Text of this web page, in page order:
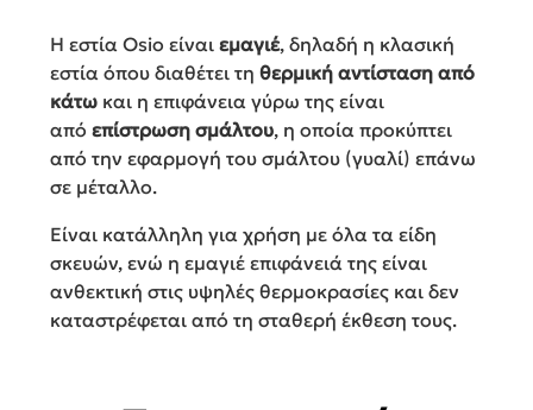
Η εστία Osio είναι εμαγιέ, δηλαδή η κλασική
εστία όπου διαθέτει τη θερμική αντίσταση από
κάτω και η επιφάνεια γύρω της είναι
από επίστρωση σμάλτου, η οποία προκύπτει
από την εφαρμογή του σμάλτου (γυαλί) επάνω
σε μέταλλο.
Είναι κατάλληλη για χρήση με όλα τα είδη
σκευών, ενώ η εμαγιέ επιφάνειά της είναι
ανθεκτική στις υψηλές θερμοκρασίες και δεν
καταστρέφεται από τη σταθερή έκθεση τους.